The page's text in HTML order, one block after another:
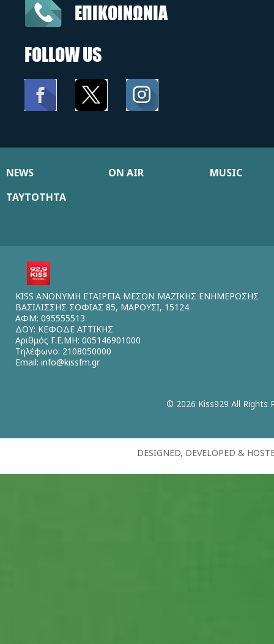
ΕΠΙΚΟΙΝΩΝΙΑ
FOLLOW US
NEWS ON AIR
MUSIC
ΤΑΥΤΟΤΗΤΑ
KISS ΑΝΩΝΥΜΗ ΕΤΑΙΡΕΙΑ ΜΕΣΩΝ ΜΑΖΙΚΗΣ ΕΝΗΜΕΡΩΣΗΣ
ΒΑΣΙΛΙΣΣΗΣ ΣΟΦΙΑΣ 85, ΜΑΡΟΥΣΙ, 15124
ΑΦΜ: 095555513
ΔΟΥ: ΚΕΦΟΔΕ ΑΤΤΙΚΗΣ
Αριθμός Γ.Ε.ΜΗ: 005146901000
Τηλέφωνο: 2108050000
Email: info@kissfm.gr
© 2026 Kiss929 All Rights
DESIGNED, DEVELOPED &